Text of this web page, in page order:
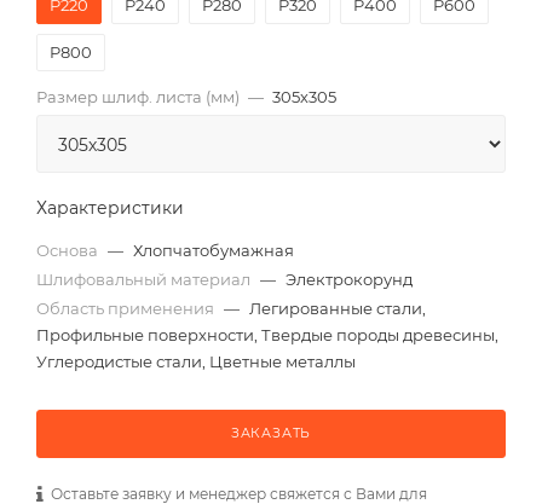
P220 P240 P280 P320 P400 P600
P800
Размер шлиф. листа (мм) — 305х305
Характеристики
Основа — Хлопчатобумажная
Шлифовальный материал — Электрокорунд
Область применения — Легированные стали,
Профильные поверхности, Твердые породы древесины,
Углеродистые стали, Цветные металлы
ЗАКАЗАТЬ
Оставьте заявку и менеджер свяжется с Вами для